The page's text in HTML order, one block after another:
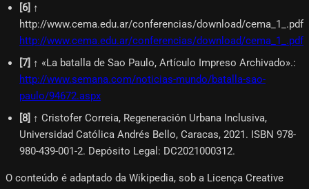
[6] ↑
http://www.cema.edu.ar/conferencias/download/cema_1_.pdf.
http://www.cema.edu.ar/conferencias/download/cema_1_.pdf
[7] ↑ «La batalla de Sao Paulo, Artículo Impreso Archivado».:
http://www.semana.com/noticias-mundo/batalla-sao-
paulo/94672.aspx
[8] ↑ Cristofer Correia, Regeneración Urbana Inclusiva,
Universidad Católica Andrés Bello, Caracas, 2021. ISBN 978-
980-439-001-2. Depósito Legal: DC2021000312.
O conteúdo é adaptado da Wikipedia, sob a Licença Creative